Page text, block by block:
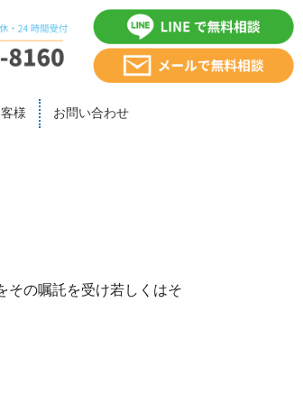
様 お問い合わせ
の嘱託を受け若しくはそ